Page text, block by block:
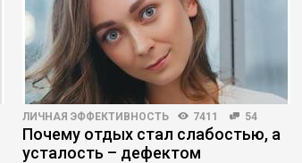
ЛИЧНАЯ ЭФФЕКТИВНОСТЬ 7411 54
Почему отдых стал слабостью, а
усталость – дефектом